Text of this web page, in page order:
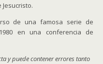
de una famosa serie de
en una conferencia de
y puede contener errores tanto